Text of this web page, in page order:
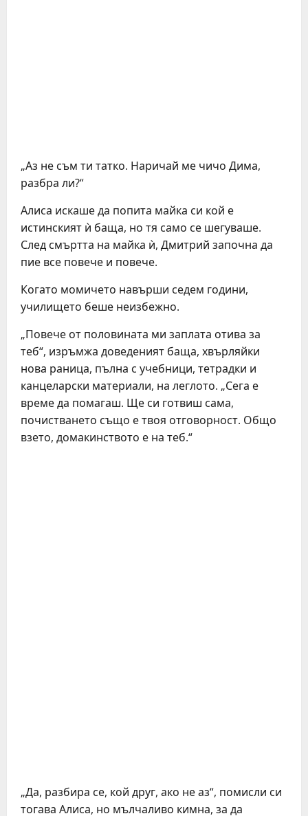
„Аз не съм ти татко. Наричай ме чичо Дима,
разбра ли?“
Алиса искаше да попита майка си кой е
истинският ѝ баща, но тя само се шегуваше.
След смъртта на майка ѝ, Дмитрий започна да
пие все повече и повече.
Когато момичето навърши седем години,
училището беше неизбежно.
„Повече от половината ми заплата отива за
теб“, изръмжа доведеният баща, хвърляйки
нова раница, пълна с учебници, тетрадки и
канцеларски материали, на леглото. „Сега е
време да помагаш. Ще си готвиш сама,
почистването също е твоя отговорност. Общо
взето, домакинството е на теб.“
„Да, разбира се, кой друг, ако не аз“, помисли си
тогава Алиса, но мълчаливо кимна, за да